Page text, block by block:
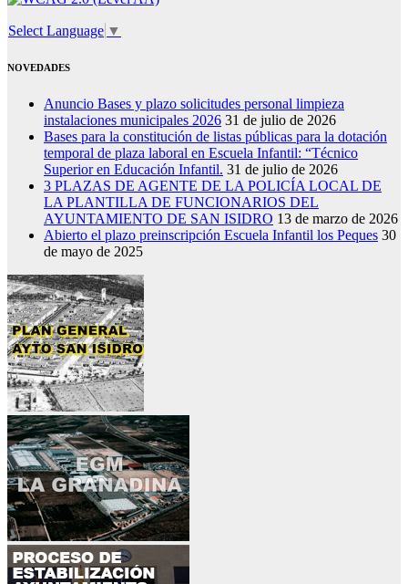
Select Language ▼
NOVEDADES
Anuncio Bases y plazo solicitudes personal limpieza
instalaciones municipales 2026 31 de julio de 2026
Bases para la constitución de listas públicas para la dotación
temporal de plaza laboral en Escuela Infantil: “Técnico
Superior en Educación Infantil. 31 de julio de 2026
3 PLAZAS DE AGENTE DE LA POLICÍA LOCAL DE
LA PLANTILLA DE FUNCIONARIOS DEL
AYUNTAMIENTO DE SAN ISIDRO 13 de marzo de 2026
Abierto el plazo preinscripción Escuela Infantil los Peques 30
de mayo de 2025